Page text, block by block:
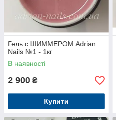
Гель с ШИММЕРОМ Adrian
Nails №1 - 1кг
В наявності
2 900 ₴
Купити